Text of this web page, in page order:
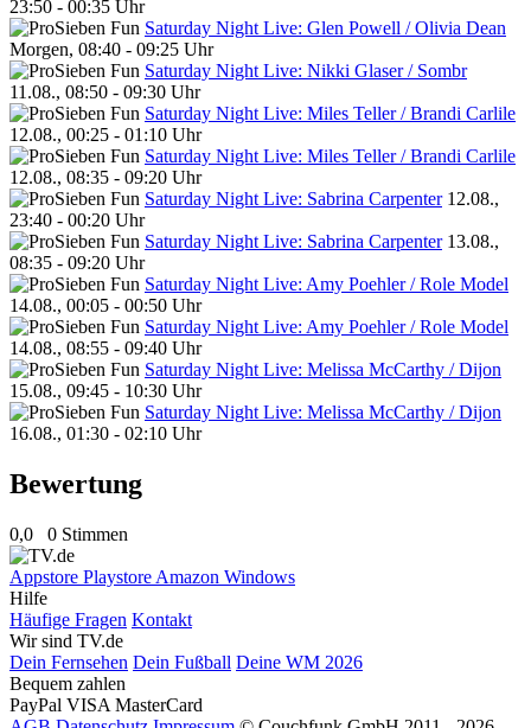
23:50 - 00:35 Uhr
Saturday Night Live: Glen Powell / Olivia Dean
Morgen, 08:40 - 09:25 Uhr
Saturday Night Live: Nikki Glaser / Sombr
11.08., 08:50 - 09:30 Uhr
Saturday Night Live: Miles Teller / Brandi Carlile
12.08., 00:25 - 01:10 Uhr
Saturday Night Live: Miles Teller / Brandi Carlile
12.08., 08:35 - 09:20 Uhr
Saturday Night Live: Sabrina Carpenter 12.08.,
23:40 - 00:20 Uhr
Saturday Night Live: Sabrina Carpenter 13.08.,
08:35 - 09:20 Uhr
Saturday Night Live: Amy Poehler / Role Model
14.08., 00:05 - 00:50 Uhr
Saturday Night Live: Amy Poehler / Role Model
14.08., 08:55 - 09:40 Uhr
Saturday Night Live: Melissa McCarthy / Dijon
15.08., 09:45 - 10:30 Uhr
Saturday Night Live: Melissa McCarthy / Dijon
16.08., 01:30 - 02:10 Uhr
Bewertung
0,0 0 Stimmen
Appstore Playstore Amazon Windows
Hilfe
Häufige Fragen Kontakt
Wir sind TV.de
Dein Fernsehen Dein Fußball Deine WM 2026
Bequem zahlen
PayPal VISA MasterCard